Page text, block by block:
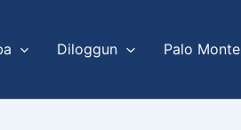
Diloggun Palo Monte